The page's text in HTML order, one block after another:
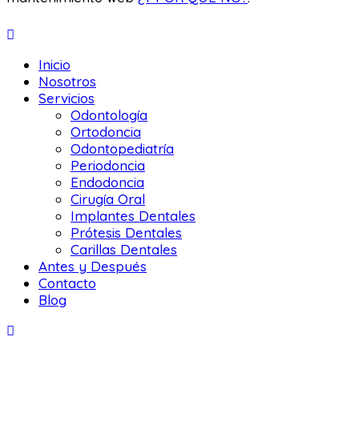
Inicio
Nosotros
Servicios
Odontología
Ortodoncia
Odontopediatría
Periodoncia
Endodoncia
Cirugía Oral
Implantes Dentales
Prótesis Dentales
Carillas Dentales
Antes y Después
Contacto
Blog